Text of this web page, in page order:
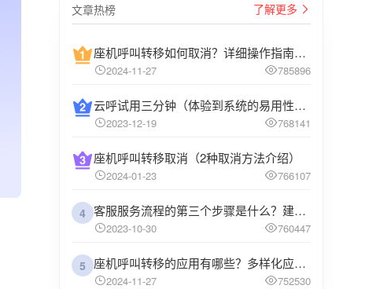
文章热榜 了解更多
座机呼叫转移如何取消？详细操作指南介绍
2024-11-27 785896
云呼试用三分钟（体验到系统的易用性和高效性）
2023-12-19 768141
座机呼叫转移取消（2种取消方法介绍）
2024-01-23 766107
4 客服服务流程的第三个步骤是什么？建议企业阅读
2023-10-30 760447
5 座机呼叫转移的应用有哪些？多样化应用场景解析
2024-11-27 752530